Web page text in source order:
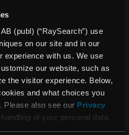
(publ) (“RaySearch”) use
on our site and in our
experience with us. We use
our website, such as
the visitor experience. Below,
and what choices you
Please also see our Privacy
of your personal data.
(OIS) RayCare
®.
analyssystem (OAS) som
för att samla in, strukturera och
som en länk mellan
systemen för dosplanering och
omkring 2 600 kliniker i över
år 2000 som en